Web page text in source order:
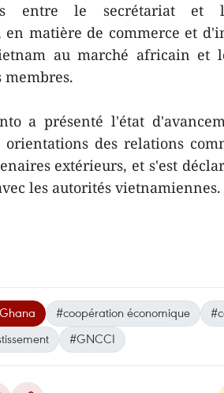
entre le secrétariat et
en matière de commerce et
au marché africain et
membres.
a présenté l'état
orientations des relations
extérieurs, et s'est
les autorités vietnamiennes.
#coopération économique
#GNCCI